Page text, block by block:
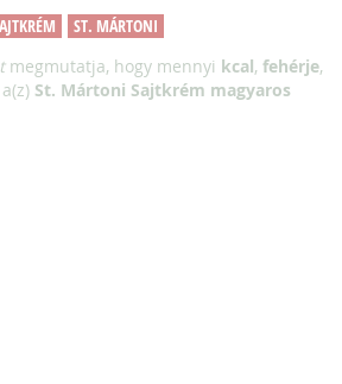
ST. MÁRTONI
megmutatja, hogy mennyi kcal, fehérje,
St. Mártoni Sajtkrém magyaros